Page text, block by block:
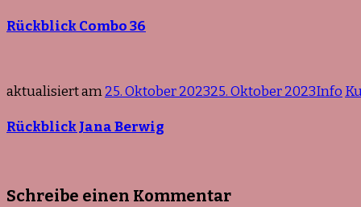
Rückblick Combo 36
aktualisiert am25. Oktober 202325. Oktober 2023Info
Rückblick Jana Berwig
Schreibe einen Kommentar